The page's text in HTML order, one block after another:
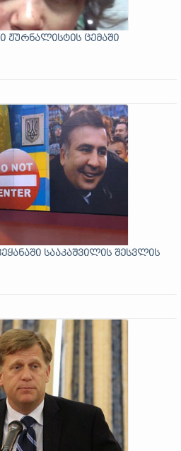
ჟურნალისტის ცემაში
სააკაშვილის შესვლის